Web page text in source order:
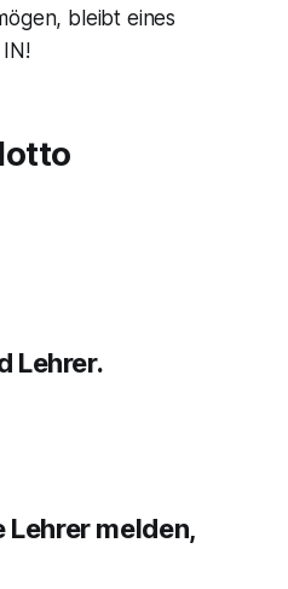
bleibt eines
Lehrer.
Lehrer melden,